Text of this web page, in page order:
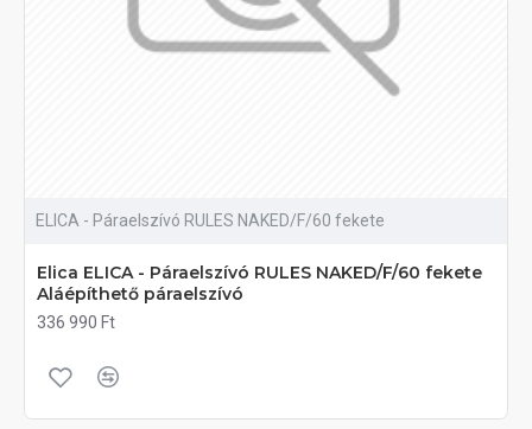
ELICA - Páraelszívó RULES NAKED/F/60 fekete
Elica ELICA - Páraelszívó RULES NAKED/F/60 fekete
Aláépíthető páraelszívó
336 990 Ft